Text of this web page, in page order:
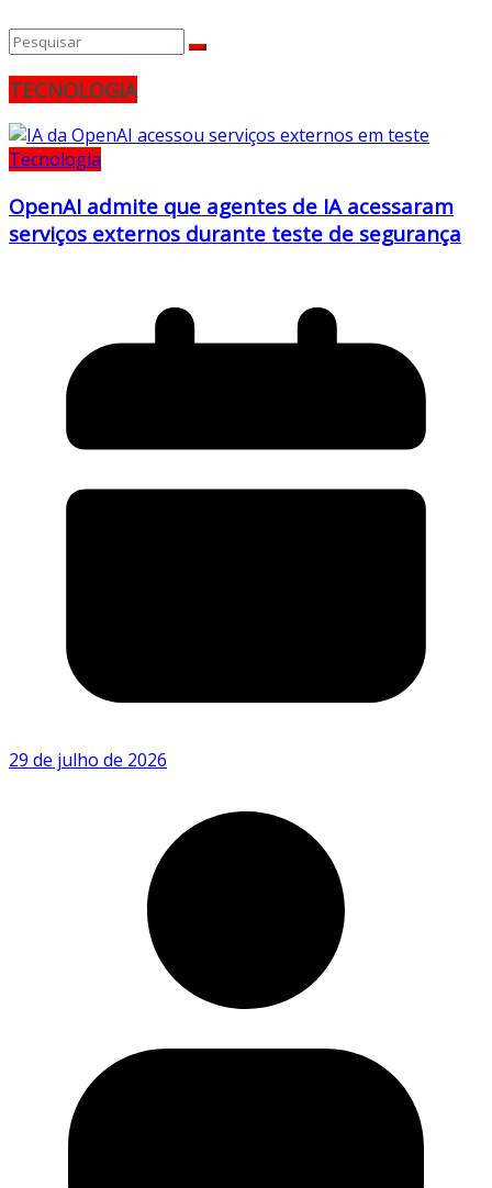
TECNOLOGIA
Tecnologia
OpenAI admite que agentes de IA acessaram
serviços externos durante teste de segurança
29 de julho de 2026